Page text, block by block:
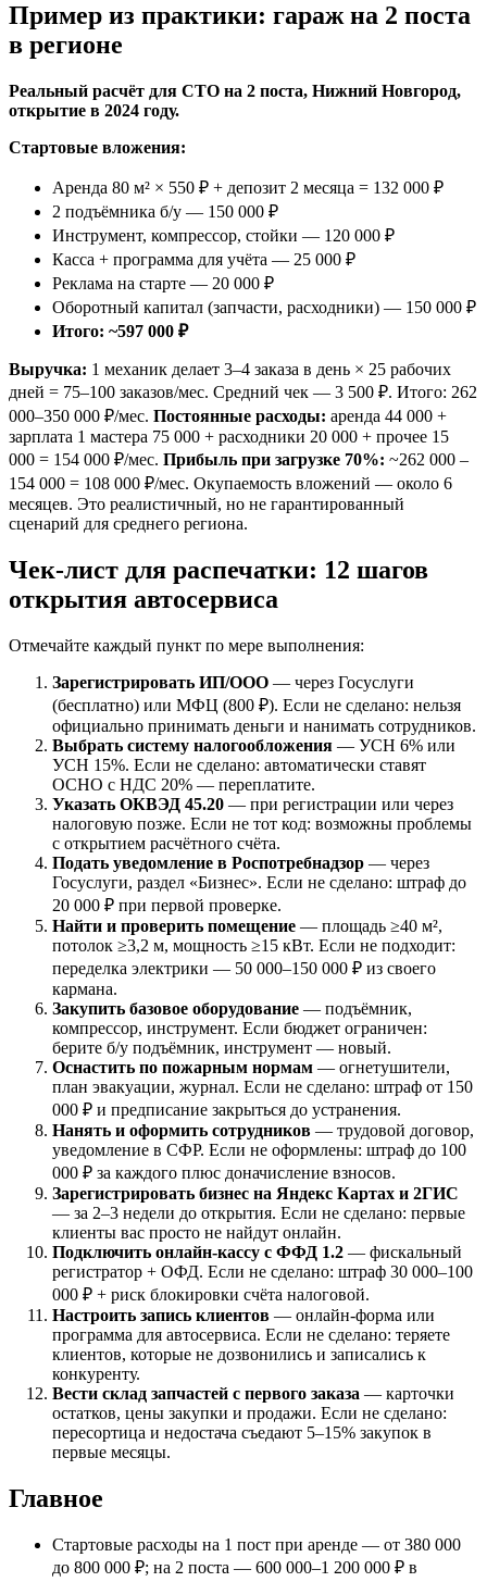
Пример из практики: гараж на 2 поста
в регионе
Реальный расчёт для СТО на 2 поста, Нижний Новгород,
открытие в 2024 году.
Стартовые вложения:
Аренда 80 м² × 550 ₽ + депозит 2 месяца = 132 000 ₽
2 подъёмника б/у — 150 000 ₽
Инструмент, компрессор, стойки — 120 000 ₽
Касса + программа для учёта — 25 000 ₽
Реклама на старте — 20 000 ₽
Оборотный капитал (запчасти, расходники) — 150 000 ₽
Итого: ~597 000 ₽
Выручка: 1 механик делает 3–4 заказа в день × 25 рабочих
дней = 75–100 заказов/мес. Средний чек — 3 500 ₽. Итого: 262
000–350 000 ₽/мес. Постоянные расходы: аренда 44 000 +
зарплата 1 мастера 75 000 + расходники 20 000 + прочее 15
000 = 154 000 ₽/мес. Прибыль при загрузке 70%: ~262 000 –
154 000 = 108 000 ₽/мес. Окупаемость вложений — около 6
месяцев. Это реалистичный, но не гарантированный
сценарий для среднего региона.
Чек-лист для распечатки: 12 шагов
открытия автосервиса
Отмечайте каждый пункт по мере выполнения:
Зарегистрировать ИП/ООО — через Госуслуги
(бесплатно) или МФЦ (800 ₽). Если не сделано: нельзя
официально принимать деньги и нанимать сотрудников.
Выбрать систему налогообложения — УСН 6% или
УСН 15%. Если не сделано: автоматически ставят
ОСНО с НДС 20% — переплатите.
Указать ОКВЭД 45.20 — при регистрации или через
налоговую позже. Если не тот код: возможны проблемы
с открытием расчётного счёта.
Подать уведомление в Роспотребнадзор — через
Госуслуги, раздел «Бизнес». Если не сделано: штраф до
20 000 ₽ при первой проверке.
Найти и проверить помещение — площадь ≥40 м²,
потолок ≥3,2 м, мощность ≥15 кВт. Если не подходит:
переделка электрики — 50 000–150 000 ₽ из своего
кармана.
Закупить базовое оборудование — подъёмник,
компрессор, инструмент. Если бюджет ограничен:
берите б/у подъёмник, инструмент — новый.
Оснастить по пожарным нормам — огнетушители,
план эвакуации, журнал. Если не сделано: штраф от 150
000 ₽ и предписание закрыться до устранения.
Нанять и оформить сотрудников — трудовой договор,
уведомление в СФР. Если не оформлены: штраф до 100
000 ₽ за каждого плюс доначисление взносов.
Зарегистрировать бизнес на Яндекс Картах и 2ГИС
— за 2–3 недели до открытия. Если не сделано: первые
клиенты вас просто не найдут онлайн.
Подключить онлайн-кассу с ФФД 1.2 — фискальный
регистратор + ОФД. Если не сделано: штраф 30 000–100
000 ₽ + риск блокировки счёта налоговой.
Настроить запись клиентов — онлайн-форма или
программа для автосервиса. Если не сделано: теряете
клиентов, которые не дозвонились и записались к
конкуренту.
Вести склад запчастей с первого заказа — карточки
остатков, цены закупки и продажи. Если не сделано:
пересортица и недостача съедают 5–15% закупок в
первые месяцы.
Главное
Стартовые расходы на 1 пост при аренде — от 380 000
до 800 000 ₽; на 2 поста — 600 000–1 200 000 ₽ в